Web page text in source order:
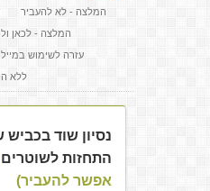
המלצה - לא להעביר
המלצה - לכאן
עזרה לשימוש במייל
ללא
נסיון שוד בכביש
התחזות
אפשר להעביר)